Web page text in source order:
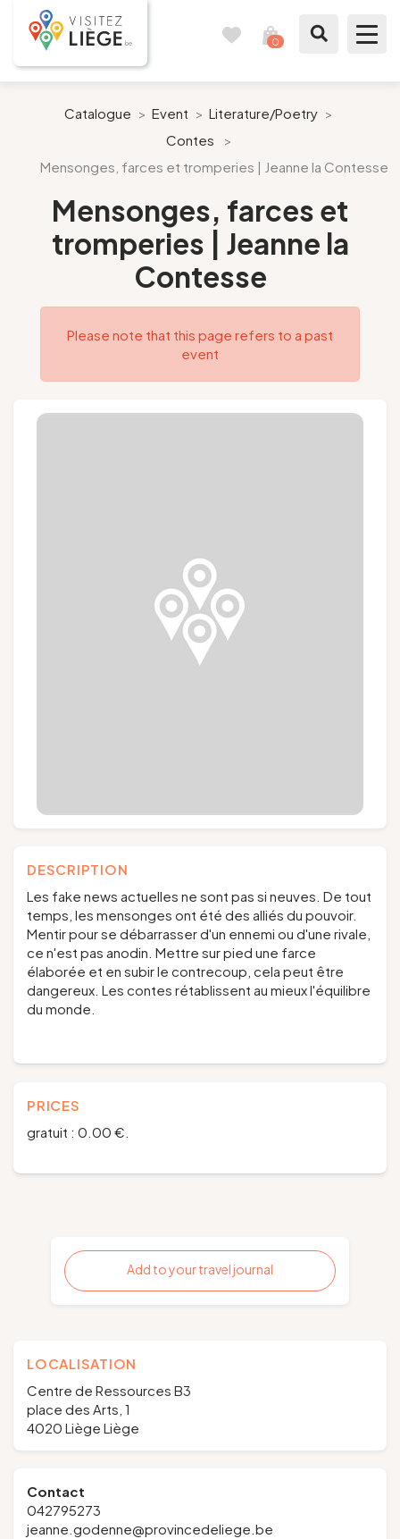
0
Prepare my stay
Our suggestions
Presse
Catalogue > Event > Literature/Poetry >
Contes
>
Mensonges, farces et tromperies | Jeanne la Contesse
Mensonges, farces et
tromperies | Jeanne la
Contesse
Please note that this page refers to a past
event
DESCRIPTION
Les fake news actuelles ne sont pas si neuves. De tout
temps, les mensonges ont été des alliés du pouvoir.
Mentir pour se débarrasser d'un ennemi ou d'une rivale,
ce n'est pas anodin. Mettre sur pied une farce
élaborée et en subir le contrecoup, cela peut être
dangereux. Les contes rétablissent au mieux l'équilibre
du monde.
PRICES
gratuit : 0.00 €.
Add to your travel journal
LOCALISATION
Centre de Ressources B3
place des Arts, 1
4020 Liège Liège
Contact
042795273
jeanne.godenne@provincedeliege.be